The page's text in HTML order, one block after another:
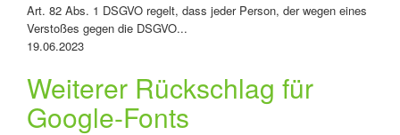
Art. 82 Abs. 1 DSGVO regelt, dass jeder Person, der wegen eines
Verstoßes gegen die DSGVO...
19.06.2023
Weiterer Rückschlag für
Google-Fonts